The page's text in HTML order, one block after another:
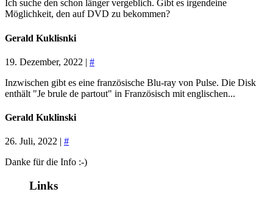
Ich suche den schon länger vergeblich. Gibt es irgendeine
Möglichkeit, den auf DVD zu bekommen?
Gerald Kuklisnki
19. Dezember, 2022 | #
Inzwischen gibt es eine französische Blu-ray von Pulse. Die Disk
enthält "Je brule de partout" in Französisch mit englischen...
Gerald Kuklinski
26. Juli, 2022 | #
Danke für die Info :-)
Links